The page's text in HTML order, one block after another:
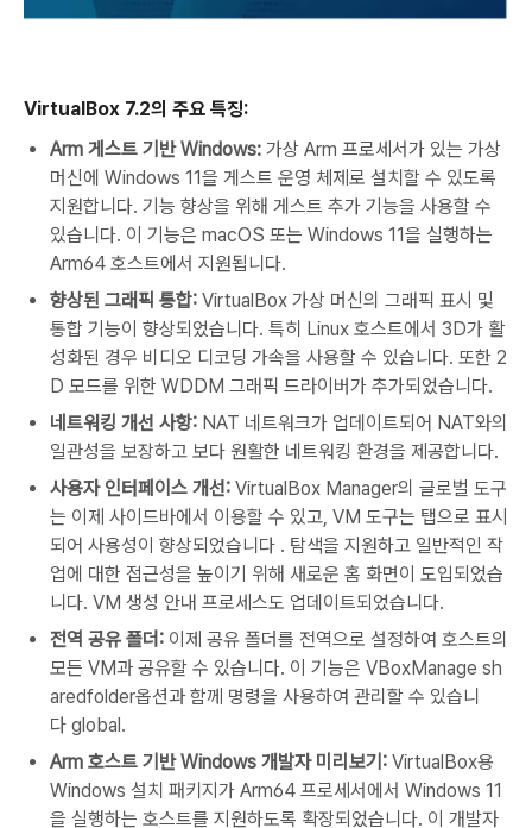
VirtualBox 7.2의 주요 특징:
Arm 게스트 기반Windows: 가상 Arm 프로세서가 있는 가상
머신에 Windows 11을 게스트 운영 체제로 설치할 수 있도록
지원합니다. 기능 향상을 위해 게스트 추가 기능을 사용할 수
있습니다. 이 기능은 macOS 또는 Windows 11을 실행하는
Arm64 호스트에서 지원됩니다.
향상된 그래픽 통합: VirtualBox 가상 머신의 그래픽 표시 및
통합 기능이 향상되었습니다. 특히 Linux 호스트에서 3D가 활
성화된 경우 비디오 디코딩 가속을 사용할 수 있습니다. 또한 2
D 모드를 위한 WDDM 그래픽 드라이버가 추가되었습니다.
네트워킹 개선 사항: NAT 네트워크가 업데이트되어 NAT와의
일관성을 보장하고 보다 원활한 네트워킹 환경을 제공합니다.
사용자 인터페이스 개선: VirtualBox Manager의 글로벌 도구
는 이제 사이드바에서 이용할 수 있고, VM 도구는 탭으로 표시
되어 사용성이 향상되었습니다 . 탐색을 지원하고 일반적인 작
업에 대한 접근성을 높이기 위해 새로운 홈 화면이 도입되었습
니다. VM 생성 안내 프로세스도 업데이트되었습니다.
전역 공유 폴더 : 이제 공유 폴더를 전역으로 설정하여 호스트의
모든 VM과 공유할 수 있습니다. 이 기능은 VBoxManage sh
aredfolder옵션과 함께 명령을 사용하여 관리할 수 있습니
다 global.
Arm 호스트 기반Windows 개발자 미리보기 : VirtualBox용
Windows 설치 패키지가 Arm64 프로세서에서 Windows 11
을 실행하는 호스트를 지원하도록 확장되었습니다. 이 개발자